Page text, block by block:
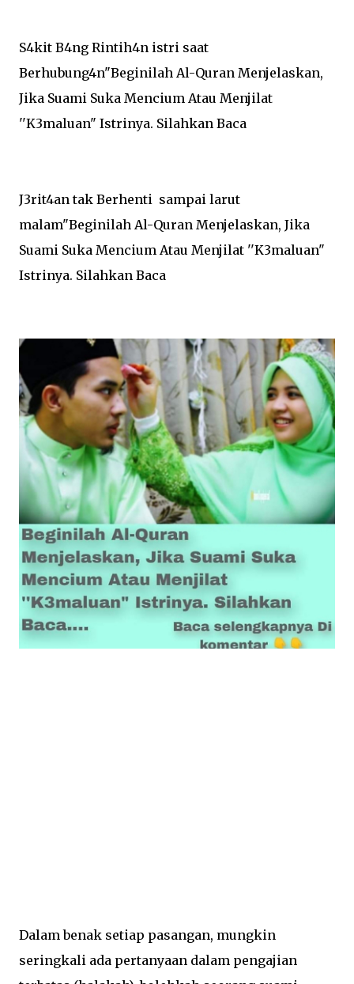
S4kit B4ng Rintih4n istri saat
Berhubung4n"Beginilah Al-Quran Menjelaskan,
Jika Suami Suka Mencium Atau Menjilat
''K3maluan" Istrinya. Silahkan Baca
J3rit4an tak Berhenti sampai larut
malam"Beginilah Al-Quran Menjelaskan, Jika
Suami Suka Mencium Atau Menjilat ''K3maluan"
Istrinya. Silahkan Baca
Dalam benak setiap pasangan, mungkin
seringkali ada pertanyaan dalam pengajian